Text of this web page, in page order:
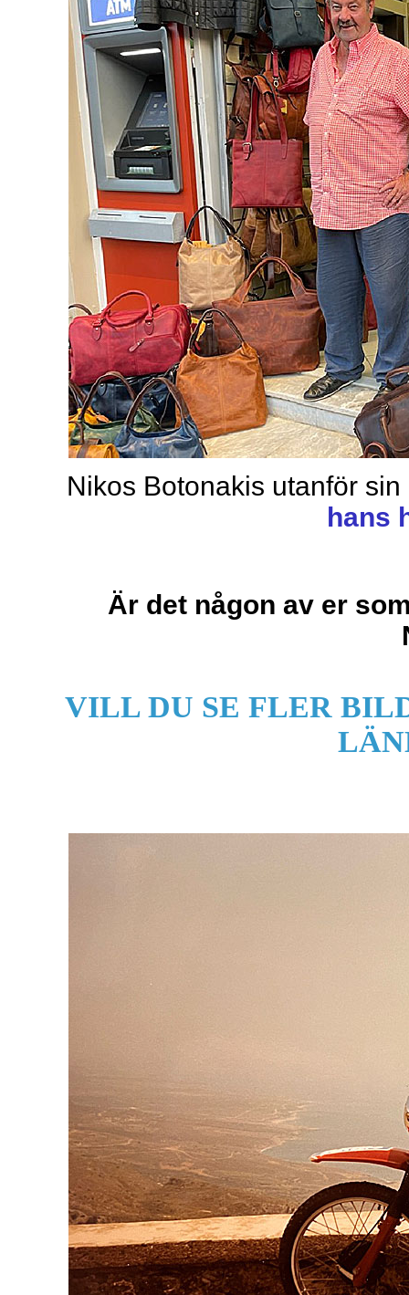
Nikos Botonakis utanför
hans
Är det någon av er
VILL DU SE FLER